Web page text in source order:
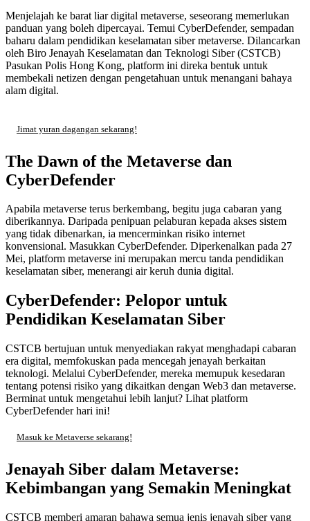
Menjelajah ke barat liar digital metaverse, seseorang memerlukan
panduan yang boleh dipercayai. Temui CyberDefender, sempadan
baharu dalam pendidikan keselamatan siber metaverse. Dilancarkan
oleh Biro Jenayah Keselamatan dan Teknologi Siber (CSTCB)
Pasukan Polis Hong Kong, platform ini direka bentuk untuk
membekali netizen dengan pengetahuan untuk menangani bahaya
alam digital.
Jimat yuran dagangan sekarang!
The Dawn of the Metaverse dan
CyberDefender
Apabila metaverse terus berkembang, begitu juga cabaran yang
diberikannya. Daripada penipuan pelaburan kepada akses sistem
yang tidak dibenarkan, ia mencerminkan risiko internet
konvensional. Masukkan CyberDefender. Diperkenalkan pada 27
Mei, platform metaverse ini merupakan mercu tanda pendidikan
keselamatan siber, menerangi air keruh dunia digital.
CyberDefender: Pelopor untuk
Pendidikan Keselamatan Siber
CSTCB bertujuan untuk menyediakan rakyat menghadapi cabaran
era digital, memfokuskan pada mencegah jenayah berkaitan
teknologi. Melalui CyberDefender, mereka memupuk kesedaran
tentang potensi risiko yang dikaitkan dengan Web3 dan metaverse.
Berminat untuk mengetahui lebih lanjut? Lihat platform
CyberDefender hari ini!
Masuk ke Metaverse sekarang!
Jenayah Siber dalam Metaverse:
Kebimbangan yang Semakin Meningkat
CSTCB memberi amaran bahawa semua jenis jenayah siber yang